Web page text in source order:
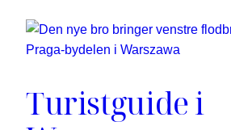
Turistguide i